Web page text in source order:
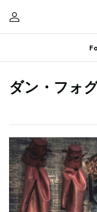
ダン・フォ